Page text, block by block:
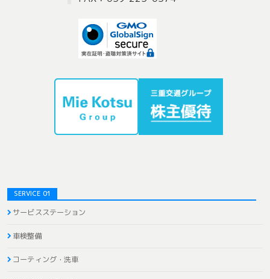
SERVICE 01
サービスステーション
車検整備
コーティング・洗車